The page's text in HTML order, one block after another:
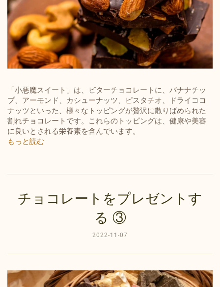
「小悪魔スイート」は、ビターチョコレートに、バナナチッ
プ、アーモンド、カシューナッツ、ピスタチオ、ドライココ
ナッツといった、様々なトッピングが贅沢に散りばめられた
割れチョコレートです。これらのトッピングは、健康や美容
に良いとされる栄養素を含んでいます。
もっと読む
チョコレートをプレゼントす
る ③
2022-11-07